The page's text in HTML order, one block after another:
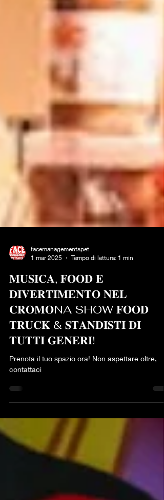
1 mar 2025
Tempo di lettura: 1 min
𝐌𝐔𝐒𝐈𝐂𝐀, 𝐅𝐎𝐎𝐃 𝐄
𝐃𝐈𝐕𝐄𝐑𝐓𝐈𝐌𝐄𝐍𝐓𝐎 𝐍𝐄𝐋
𝐂𝐑𝐎𝐌𝐎NA SHOW 𝐅𝐎𝐎𝐃
𝐓𝐑𝐔𝐂𝐊 & 𝐒𝐓𝐀𝐍𝐃𝐈𝐒𝐓𝐈 𝐃𝐈
𝐓𝐔𝐓𝐓𝐈 𝐆𝐄𝐍𝐄𝐑𝐈!
contattaci